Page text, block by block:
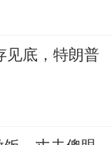
见底，特朗普